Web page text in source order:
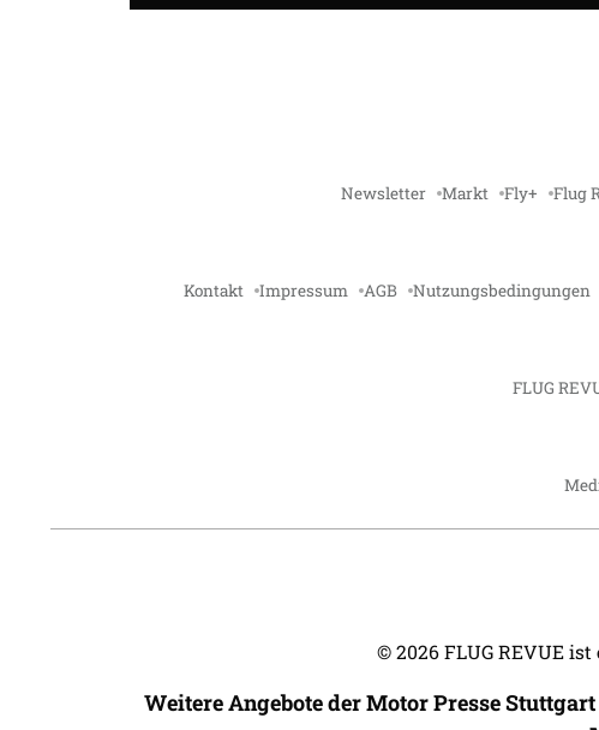
Newsletter Markt Fly+ Flug
Kontakt Impressum AGB Nutzungsbedingungen
FLUG
©2026 FLUG REVUE
Weitere Angebote der Motor Presse Stuttgart